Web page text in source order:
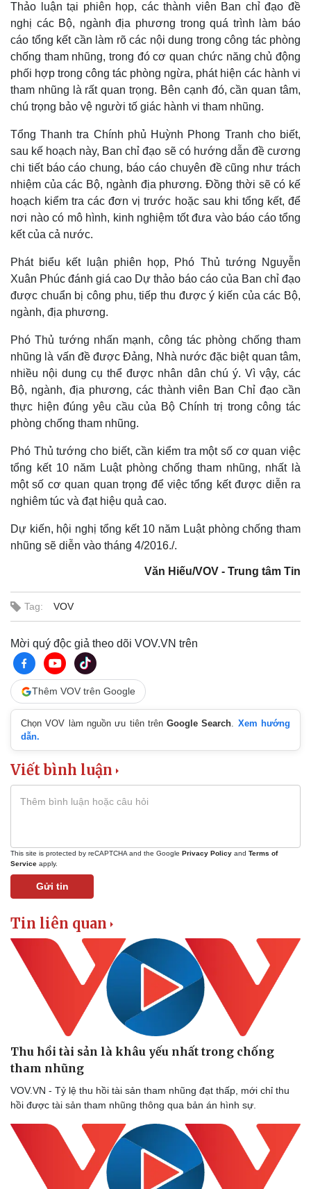
Thế giới
Quan sát
Cuộc sống đó đây
Hồ sơ
Multimedia
Video
Ảnh
Bất động sản
Thị trường
Tỷ giá
Chứng khoán
Thảo luận tại phiên họp, các thành viên Ban chỉ đạo đề
nghị các Bộ, ngành địa phương trong quá trình làm báo
cáo tổng kết cần làm rõ các nội dung trong công tác phòng
chống tham nhũng, trong đó cơ quan chức năng chủ động
phối hợp trong công tác phòng ngừa, phát hiện các hành vi
tham nhũng là rất quan trọng. Bên cạnh đó, cần quan tâm,
chú trọng bảo vệ người tố giác hành vi tham nhũng.
Tổng Thanh tra Chính phủ Huỳnh Phong Tranh cho biết,
sau kế hoạch này, Ban chỉ đạo sẽ có hướng dẫn đề cương
chi tiết báo cáo chung, báo cáo chuyên đề cũng như trách
nhiệm của các Bộ, ngành địa phương. Đồng thời sẽ có kế
hoạch kiểm tra các đơn vị trước hoặc sau khi tổng kết, để
nơi nào có mô hình, kinh nghiệm tốt đưa vào báo cáo tổng
kết của cả nước.
Phát biểu kết luận phiên họp, Phó Thủ tướng Nguyễn
Xuân Phúc đánh giá cao Dự thảo báo cáo của Ban chỉ đạo
được chuẩn bị công phu, tiếp thu được ý kiến của các Bộ,
ngành, địa phương.
Phó Thủ tướng nhấn mạnh, công tác phòng chống tham
nhũng là vấn đề được Đảng, Nhà nước đặc biệt quan tâm,
nhiều nội dung cụ thể được nhân dân chú ý. Vì vậy, các
Bộ, ngành, địa phương, các thành viên Ban Chỉ đạo cần
thực hiện đúng yêu cầu của Bộ Chính trị trong công tác
phòng chống tham nhũng.
Phó Thủ tướng cho biết, cần kiểm tra một số cơ quan việc
tổng kết 10 năm Luật phòng chống tham nhũng, nhất là
một số cơ quan quan trọng để việc tổng kết được diễn ra
nghiêm túc và đạt hiệu quả cao.
Dự kiến, hội nghị tổng kết 10 năm Luật phòng chống tham
nhũng sẽ diễn vào tháng 4/2016./.
Văn Hiếu/VOV - Trung tâm Tin
Tag: VOV
Mời quý độc giả theo dõi VOV.VN trên
Thêm VOV trên Google
Chọn VOV làm nguồn ưu tiên trênGoogle Search. Xem hướng
dẫn.
Viết bình luận
This site is protected by reCAPTCHA and the Google Privacy Policy and Terms of
Service apply.
Gửi tin
Tin liên quan
Thu hồi tài sản là khâu yếu nhất trong chống
tham nhũng
VOV.VN - Tỷ lệ thu hồi tài sản tham nhũng đạt thấp, mới chỉ thu
hồi được tài sản tham nhũng thông qua bản án hình sự.